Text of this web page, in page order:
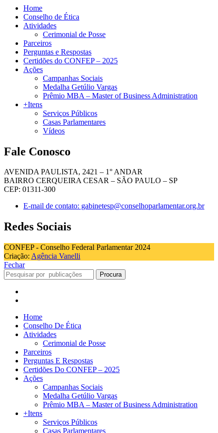
Home
Conselho de Ética
Atividades
Cerimonial de Posse
Parceiros
Perguntas e Respostas
Certidões do CONFEP – 2025
Ações
Campanhas Sociais
Medalha Getúlio Vargas
Prêmio MBA – Master of Business Administration
+Itens
Serviços Públicos
Casas Parlamentares
Vídeos
Fale Conosco
AVENIDA PAULISTA, 2421 – 1° ANDAR
BAIRRO CERQUEIRA CESAR – SÃO PAULO – SP
CEP: 01311-300
E-mail de contato: gabinetesp@conselhoparlamentar.org.br
Redes Sociais
CONFEP - Conselho Federal Parlamentar 2024
Criação: Agência Vanelli
Fechar
Procura
Home
Conselho De Ética
Atividades
Cerimonial de Posse
Parceiros
Perguntas E Respostas
Certidões Do CONFEP – 2025
Ações
Campanhas Sociais
Medalha Getúlio Vargas
Prêmio MBA – Master of Business Administration
+Itens
Serviços Públicos
Casas Parlamentares